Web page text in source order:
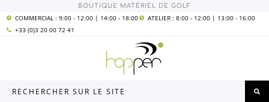
contenu
BOUTIQUE MATÉRIEL DE GOLF
COMMERCIAL : 9:00 - 12:00 | 14:00 - 18:00
ATELIER : 8:00 - 12:00 | 13:00 - 16:00
+33 (0)3 20 00 72 41